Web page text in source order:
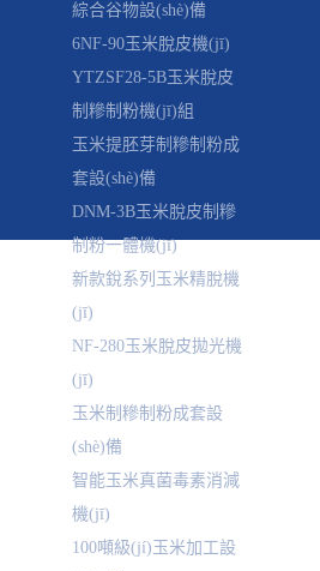
綜合谷物設(shè)備
6NF-90玉米脫皮機(jī)
YTZSF28-5B玉米脫皮
制糝制粉機(jī)組
玉米提胚芽制糝制粉成
套設(shè)備
DNM-3B玉米脫皮制糝
制粉一體機(jī)
新款銳系列玉米精脫機
(jī)
NF-280玉米脫皮拋光機
(jī)
玉米制糝制粉成套設
(shè)備
智能玉米真菌毒素消減
機(jī)
100噸級(jí)玉米加工設